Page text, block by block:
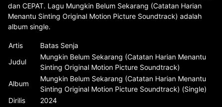
dan CEPAT. Lagu Mungkin Belum Sekarang (Catatan Harian
Menantu Sinting Original Motion Picture Soundtrack) adalah
album single.
Artis
Batas Senja
Judul
Mungkin Belum Sekarang (Catatan Harian Menantu
Sinting Original Motion Picture Soundtrack)
Album
Mungkin Belum Sekarang (Catatan Harian Menantu
Sinting Original Motion Picture Soundtrack) (Single)
Dirilis
2024